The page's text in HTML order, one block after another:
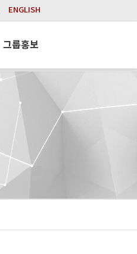
ENGLISH
그룹홍보
홍보동영상
사회공헌